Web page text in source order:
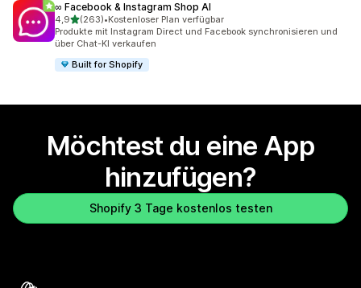
∞ Facebook & Instagram Shop AI
4,9von 5 Sternen
(263)
263 Rezensionen insgesamt
•Kostenloser Plan verfügbar
Produkte mit Instagram Direct und Facebook synchronisieren und
über Chat-KI verkaufen
Built for Shopify
Möchtest du eine App
hinzufügen?
Shopify 3 Tage kostenlos testen